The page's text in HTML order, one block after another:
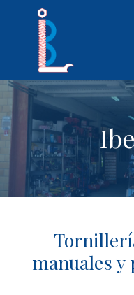
manuales